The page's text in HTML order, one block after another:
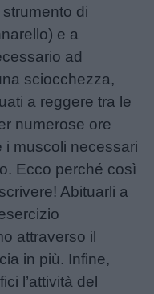
di
e a
ad
sciocchezza,
a reggere tra le
numerose ore
i muscoli necessari
Ecco perché così
Abituarli a
attraverso il
in più. Infine,
l’attività del